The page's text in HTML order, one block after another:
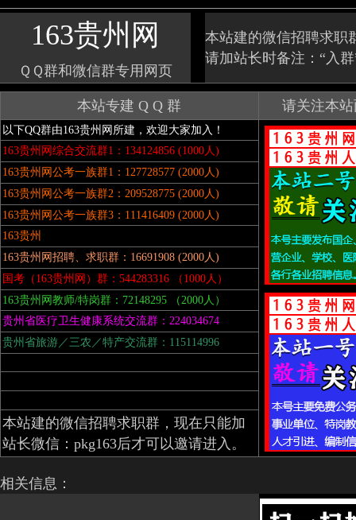
163贵州网
本站建的微信招聘求职
请加站长时备注：“入
ＱＱ群和微信群专用网页
本站专建 Q Q 群 请关注本
以下QQ群由163贵州网所建，欢迎大家加入！
163贵州网综合交流群1：134124856 (1000人)
163贵州网公考一族群1：127728577 (2000人)
163贵州网公考一族群2：209528775 (2000人)
163贵州网公考一族群3：111416409 (2000人)
163贵州
163贵州网招聘、求职群：16691908 (2000人)
国考（163贵州网）群：544283316 （1000人）
163贵州网教师/特岗群：72148295 （2000人）
贵州省医疗卫生健康系统交流群：224034674
贵州省旅游／三农／特产交流群：115114996
本站建的微信招聘求职群，现在只能加
站长微信：pkg163后才可以邀请进入。
相关信息：